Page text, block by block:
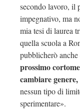
secondo lavoro, il
impegnativo, ma
mia tesi di laurea
quella scuola a
pubblicherò
prossimo
cambiare genere,
nessun tipo di
sperimentare».